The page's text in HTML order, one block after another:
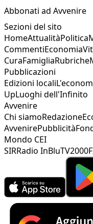
Abbonati ad Avvenire
Sezioni del sito
HomeAttualitàPolitica
CommentiEconomia
CuraFamigliaRubriche
Pubblicazioni
Edizioni locali
UpLuoghi dell'Infinito
Avvenire
Chi siamoRedazione
AvvenirePubblicità
Mondo CEI
SIRRadio InBluTV2000